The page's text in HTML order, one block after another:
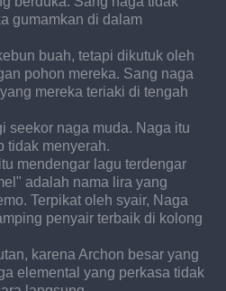
gumamkan di dalam
buah, tetapi dikutuk oleh
pohon mereka. Sang naga
mereka teriaki di tengah
seekor naga muda. Naga itu
tidak menyerah.
mendengar lagu terdengar
adalah nama lira yang
Terpikat oleh syair, Naga
penyair terbaik di kolong
karena Archon besar yang
elemental yang perkasa tidak